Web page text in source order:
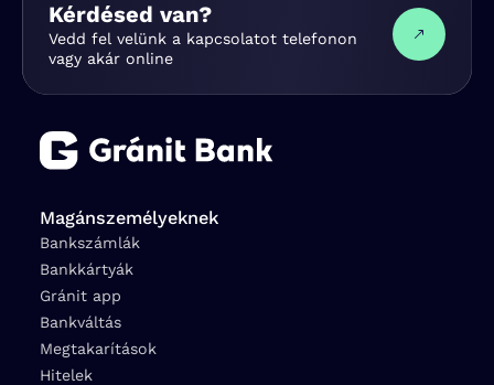
Kérdésed van?
Vedd fel velünk a kapcsolatot telefonon
vagy akár online
Magánszemélyeknek
Bankszámlák
Bankkártyák
Gránit app
Bankváltás
Megtakarítások
Hitelek